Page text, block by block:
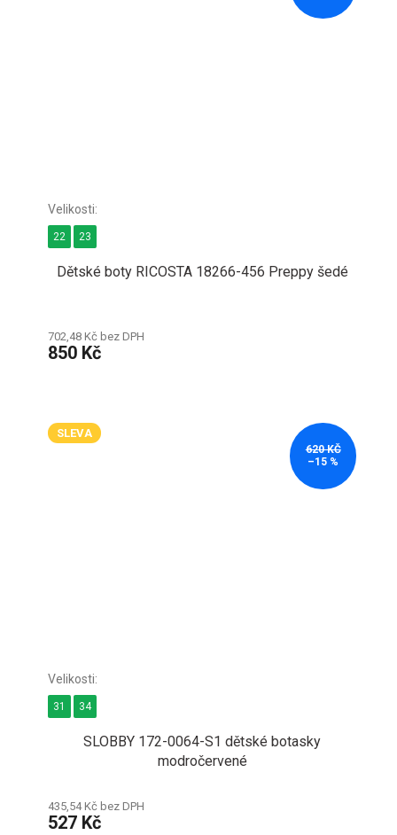
Dětské boty RICOSTA 18266-456 Preppy šedé
702,48 Kč bez DPH
850 Kč
22 23
SLEVA
620 KČ
–15 %
SLOBBY 172-0064-S1 dětské botasky
modročervené
435,54 Kč bez DPH
527 Kč
31 34